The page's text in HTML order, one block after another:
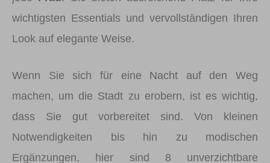
wichtigsten Essentials und vervollständigen Ihren
Look auf elegante Weise.
Wenn Sie sich für eine Nacht auf den Weg
machen, um die Stadt zu erobern, ist es wichtig,
dass Sie gut vorbereitet sind. Von kleinen
Notwendigkeiten bis hin zu modischen
Ergänzungen, hier sind 8 unverzichtbare